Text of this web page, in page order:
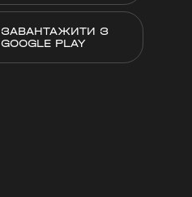
ЗАВАНТАЖИТИ З
GOOGLE PLAY